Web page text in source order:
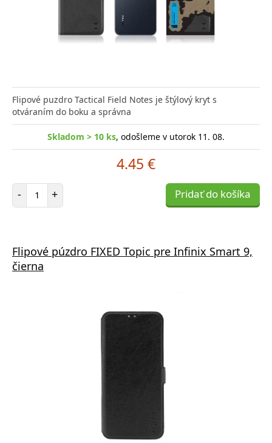
Flipové puzdro Tactical Field Notes je štýlový kryt s
otváraním do boku a správna
Skladom > 10 ks, odošleme v utorok 11. 08.
4.45 €
- Počet položiek
+ Pridať do košíka
Flipové púzdro FIXED Topic pre Infinix Smart 9,
čierna